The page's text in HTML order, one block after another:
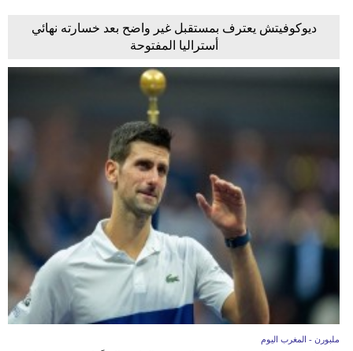
ديوكوفيتش يعترف بمستقبل غير واضح بعد خسارته نهائي
أستراليا المفتوحة
ملبورن - المغرب اليوم